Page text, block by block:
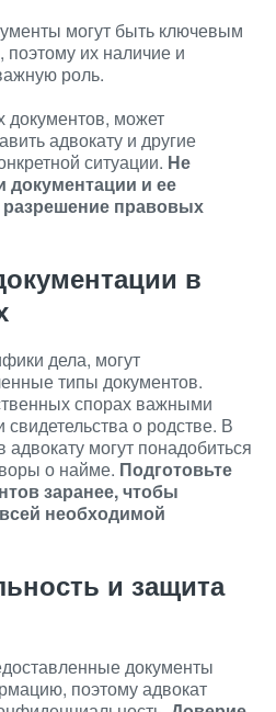
могут быть ключевым
поэтому их наличие и
роль.
может
адвокату и другие
ситуации. Не
документации и ее
правовых
в
дела, могут
типы документов.
спорах важными
о родстве. В
могут понадобиться
о найме. Подготовьте
заранее, чтобы
необходимой
и защита
документы
поэтому адвокат